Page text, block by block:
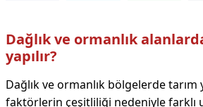
Dağlık ve ormanlık
yapılır?
Dağlık ve ormanlık bölgelerde tarım
faktörlerin çeşitliliği nedeniyle farklı